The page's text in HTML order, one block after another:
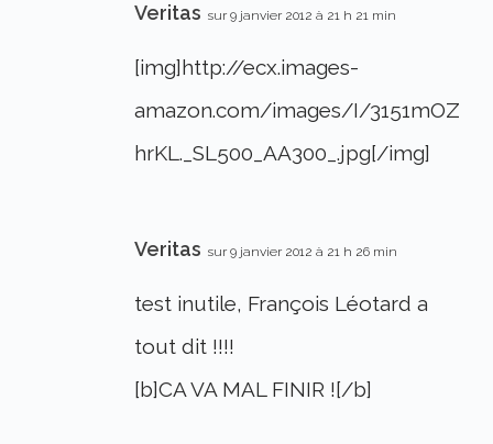
Veritas sur 9 janvier 2012 à 21 h 21 min
[img]http://ecx.images-
amazon.com/images/I/3151mOZ
hrKL._SL500_AA300_.jpg[/img]
Veritas sur 9 janvier 2012 à 21 h 26 min
test inutile, François Léotard a
tout dit !!!!
[b]CA VA MAL FINIR ![/b]